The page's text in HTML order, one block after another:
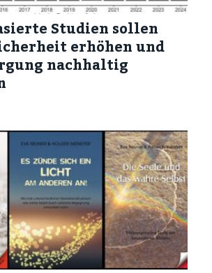
Studien sollen
erhöhen und
nachhaltig